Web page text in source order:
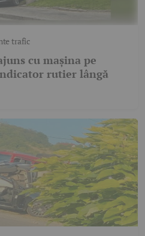
trafic
cu mașina pe
rutier lângă